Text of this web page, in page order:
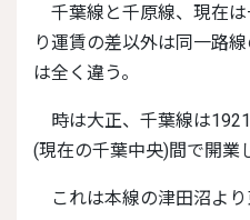
千葉線と千原線、現在は一体的な運行が行われてお
り運賃の差以外は同一路
は全く違う。
時は大正、千葉線は1921年、船橋～津田沼～千葉
(現在の千葉中央)間で開業
これは本線の津田沼よ